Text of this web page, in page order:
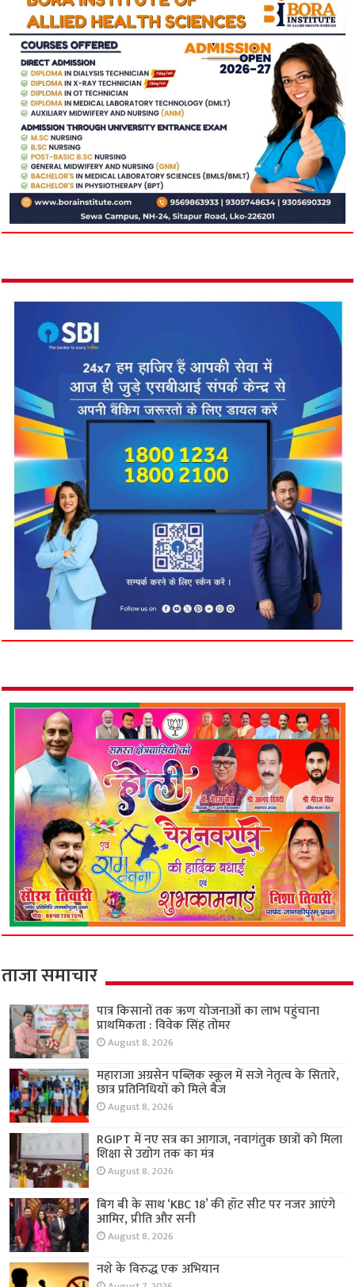
ताजा समाचार
पात्र किसानों तक ऋण योजनाओं का लाभ पहुंचाना
प्राथमिकता : विवेक सिंह तोमर
August 8, 2026
महाराजा अग्रसेन पब्लिक स्कूल में सजे नेतृत्व के सितारे,
छात्र प्रतिनिधियों को मिले बैज
August 8, 2026
RGIPT में नए सत्र का आगाज, नवागंतुक छात्रों को मिला
शिक्षा से उद्योग तक का मंत्र
August 8, 2026
बिग बी के साथ ‘KBC 18’ की हॉट सीट पर नजर आएंगे
आमिर, प्रीति और सनी
August 8, 2026
नशे के विरुद्ध एक अभियान